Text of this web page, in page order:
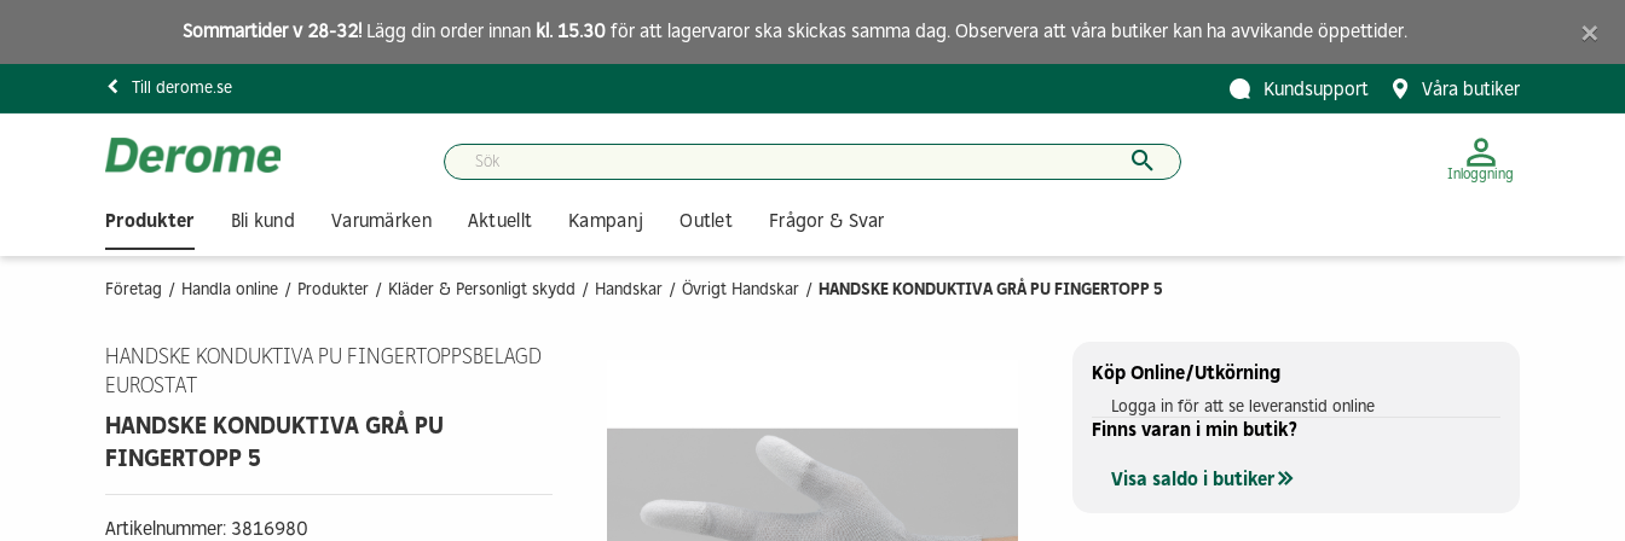
Sommartider v 28-32!Lägg din order innan kl. 15.30för att lagervaror ska skickas samma dag. Observera att våra butikerkan ha avvikande öppettider. ×
Till derome.se Kundsupport Våra butiker
Inloggning
Produkter Bli kund Varumärken Aktuellt Kampanj Outlet Frågor & Svar
Företag Handla online Produkter Kläder & Personligt skydd Handskar Övrigt Handskar HANDSKE KONDUKTIVA GRÅ PU FINGERTOPP 5
HANDSKE KONDUKTIVA PU FINGERTOPPSBELAGD
EUROSTAT
HANDSKE KONDUKTIVA GRÅ PU
FINGERTOPP 5
Artikelnummer: 3816980
Köp Online/Utkörning
Logga in för att se leveranstid online
Finns varan i min butik?
Visa saldo i butiker